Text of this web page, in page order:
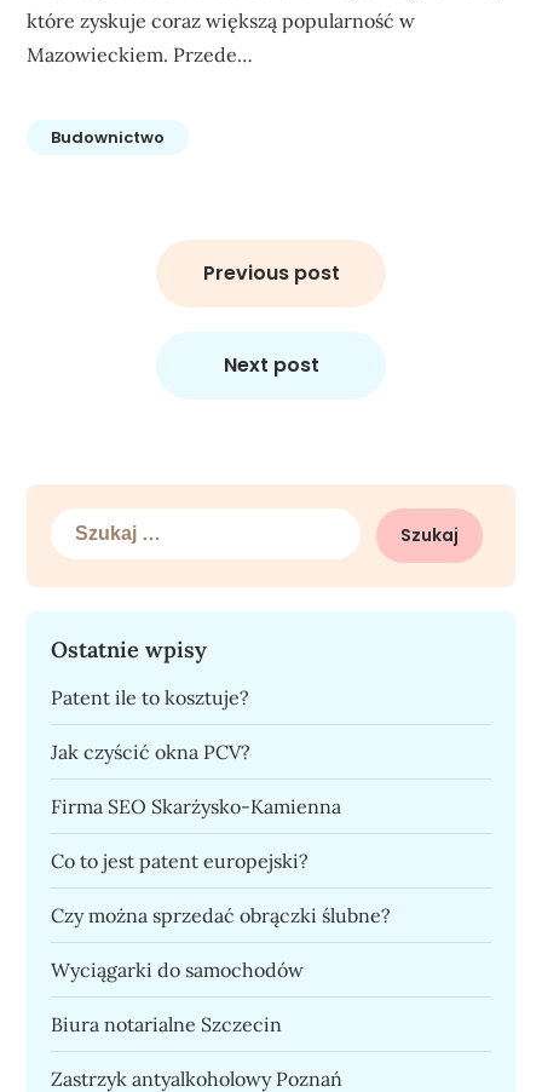
które zyskuje coraz większą popularność w
Mazowieckiem. Przede…
Budownictwo
Previous post
Next post
Szukaj:
Ostatnie wpisy
Patent ile to kosztuje?
Jak czyścić okna PCV?
Firma SEO Skarżysko-Kamienna
Co to jest patent europejski?
Czy można sprzedać obrączki ślubne?
Wyciągarki do samochodów
Biura notarialne Szczecin
Zastrzyk antyalkoholowy Poznań